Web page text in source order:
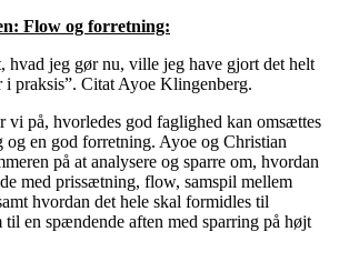
Flow og forretning:
hvad jeg gør nu, ville jeg have gjort det helt
i praksis”. Citat Ayoe Klingenberg.
vi på, hvorledes god faglighed kan omsættes
en god forretning. Ayoe og Christian
på at analysere og sparre om, hvordan
med prissætning, flow, samspil mellem
hvordan det hele skal formidles til
en spændende aften med sparring på højt